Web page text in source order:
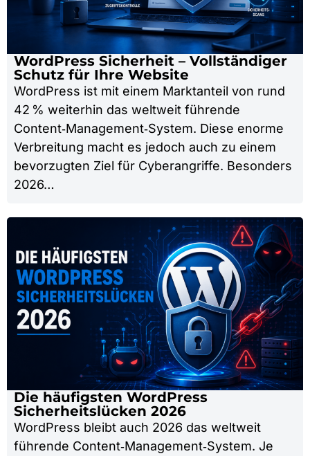
WordPress Sicherheit – Vollständiger
Schutz für Ihre Website
WordPress ist mit einem Marktanteil von rund
42 % weiterhin das weltweit führende
Content‑Management‑System. Diese enorme
Verbreitung macht es jedoch auch zu einem
bevorzugten Ziel für Cyberangriffe. Besonders
2026…
Die häufigsten WordPress
Sicherheitslücken 2026
WordPress bleibt auch 2026 das weltweit
führende Content‑Management‑System. Je